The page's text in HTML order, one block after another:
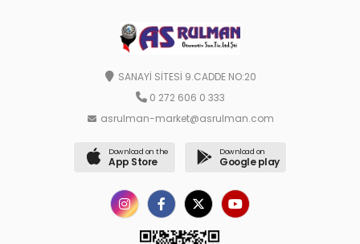
SANAYİ SİTESİ 9.CADDE NO:20
0 272 606 0 333
asrulman-market@asrulman.com
Download on the
App Store
Download on
Google play